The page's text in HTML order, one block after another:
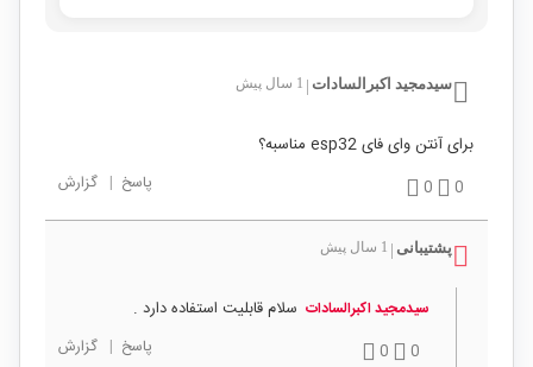
سیدمجید اکبرالسادات 1 سال پیش
برای آنتن وای فای esp32 مناسبه؟
0
0 پاسخ | گزارش
پشتیبانی 1 سال پیش
سیدمجید اکبرالسادات سلام قابلیت استفاده دارد .
0
0 پاسخ | گزارش